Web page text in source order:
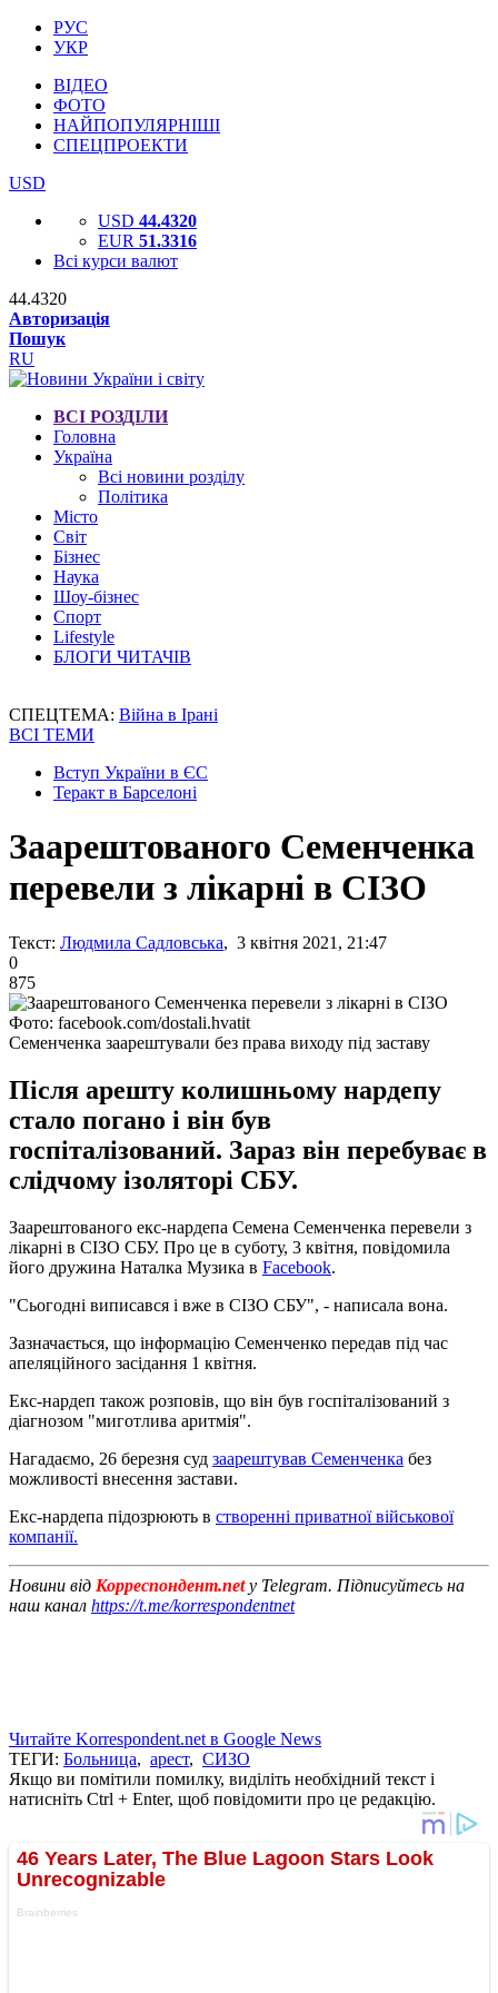
РУС
УКР
ВІДЕО
ФОТО
НАЙПОПУЛЯРНІШІ
СПЕЦПРОЕКТИ
USD
USD 44.4320
EUR 51.3316
Всі курси валют
44.4320
Авторизація
Пошук
RU
ВСІ РОЗДІЛИ
Головна
Україна
Всі новини розділу
Політика
Місто
Світ
Бізнес
Наука
Шоу-бізнес
Спорт
Lifestyle
БЛОГИ ЧИТАЧІВ
СПЕЦТЕМА: Війна в Ірані
ВСІ ТЕМИ
Вступ України в ЄС
Теракт в Барселоні
Заарештованого Семенченка
перевели з лікарні в СІЗО
Текст: Людмила Садловська, 3 квітня 2021, 21:47
0
875
Фото: facebook.com/dostali.hvatit
Семенченка заарештували без права виходу під заставу
Після арешту колишньому нардепу
стало погано і він був
госпіталізований. Зараз він перебуває в
слідчому ізоляторі СБУ.
Заарештованого екс-нардепа Семена Семенченка перевели з
лікарні в СІЗО СБУ. Про це в суботу, 3 квітня, повідомила
його дружина Наталка Музика в Facebook.
"Сьогодні виписався і вже в СІЗО СБУ", - написала вона.
Зазначається, що інформацію Семенченко передав під час
апеляційного засідання 1 квітня.
Екс-нардеп також розповів, що він був госпіталізований з
діагнозом "миготлива аритмія".
Нагадаємо, 26 березня суд заарештував Семенченка без
можливості внесення застави.
Екс-нардепа підозрюють в створенні приватної військової
компанії.
Новини від Корреспондент.netу Telegram. Підписуйтесь на
наш канал https://t.me/korrespondentnet
Читайте Korrespondent.net в Google News
ТЕГИ: Больница, арест, СИЗО
Якщо ви помітили помилку, виділіть необхідний текст і
натисніть Ctrl + Enter, щоб повідомити про це редакцію.